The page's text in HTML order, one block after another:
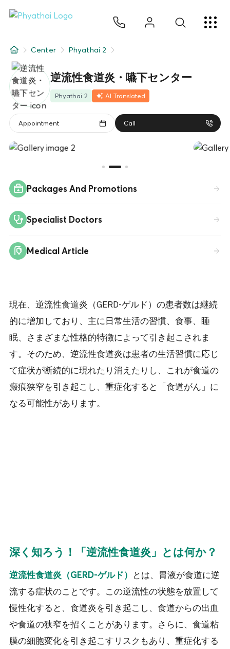
記事
について
Hospital Locations
Center Phyathai 2
逆流性食道炎・嚥下センター
Phyathai 2 AI Translated
Appointment Call
Packages And Promotions
Specialist Doctors
Medical Article
現在、逆流性食道炎（GERD-ゲルド）の患者数は継続
的に増加しており、主に日常生活の習慣、食事、睡
眠、さまざまな性格的特徴によって引き起こされま
す。そのため、逆流性食道炎は患者の生活習慣に応じ
て症状が断続的に現れたり消えたりし、これが食道の
瘢痕狭窄を引き起こし、重症化すると「食道がん」に
なる可能性があります。
深く知ろう！「逆流性食道炎」とは何か？
逆流性食道炎（GERD-ゲルド）
とは、胃液が食道に逆
流する症状のことです。この逆流性の状態を放置して
慢性化すると、食道炎を引き起こし、食道からの出血
や食道の狭窄を招くことがあります。さらに、食道粘
膜の細胞変化を引き起こすリスクもあり、重症化する